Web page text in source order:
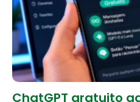
ChatGPT gratuito